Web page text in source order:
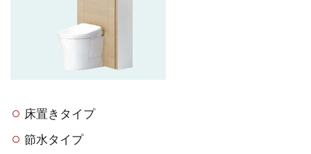
床置きタイプ
節水タイプ